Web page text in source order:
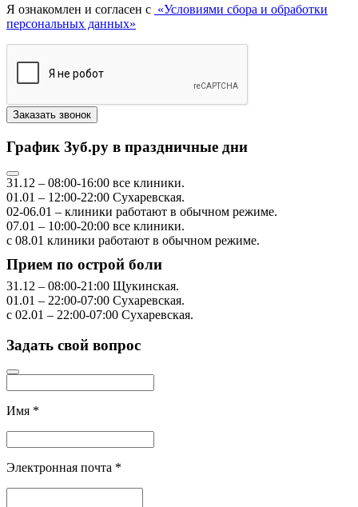
Я ознакомлен и согласен с «Условиями сбора и обработки
персональных данных»
График Зуб.ру в праздничные дни
31.12 – 08:00-16:00 все клиники.
01.01 – 12:00-22:00 Сухаревская.
02-06.01 – клиники работают в обычном режиме.
07.01 – 10:00-20:00 все клиники.
с 08.01 клиники работают в обычном режиме.
Прием по острой боли
31.12 – 08:00-21:00 Щукинская.
01.01 – 22:00-07:00 Сухаревская.
с 02.01 – 22:00-07:00 Сухаревская.
Задать свой вопрос
Имя *
Электронная почта *